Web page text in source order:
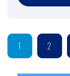
1 2